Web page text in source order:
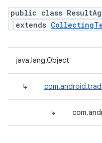
public class
extends
java.lang.Object
↳
↳